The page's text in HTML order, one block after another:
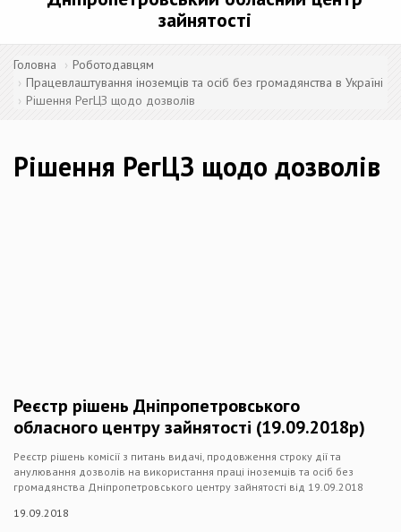
зайнятості
Головна
Роботодавцям
Працевлаштування іноземців та осіб без громадянства в Україні
Рішення РегЦЗ щодо дозволів
Рішення РегЦЗ щодо дозволів
Реєстр рішень Дніпропетровського
обласного центру зайнятості (19.09.2018р)
Реєстр рішень комісії з питань видачі, продовження строку дії та
анулювання дозволів на використання праці іноземців та осіб без
громадянства Дніпропетровського центру зайнятості від 19.09.2018
19.09.2018